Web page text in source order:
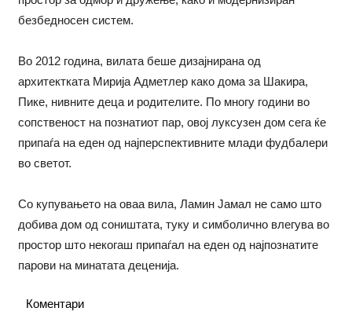
безбедносен систем.
Во 2012 година, вилата беше дизајнирана од
архитектката Мирија Адметлер како дома за Шакира,
Пике, нивните деца и родителите. По многу години во
сопственост на познатиот пар, овој луксузен дом сега ќе
припаѓа на еден од најперспективните млади фудбалери
во светот.
Со купувањето на оваа вила, Ламин Јамал не само што
добива дом од соништата, туку и симболично влегува во
простор што некогаш припаѓал на еден од најпознатите
парови на минатата деценија.
Коментари